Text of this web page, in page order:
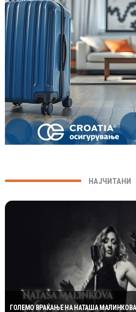
НАЈЧИТАНИ
ГОЛЕМО ВРАЌАЊЕ НА НАТАША МАЛИНКОВА: